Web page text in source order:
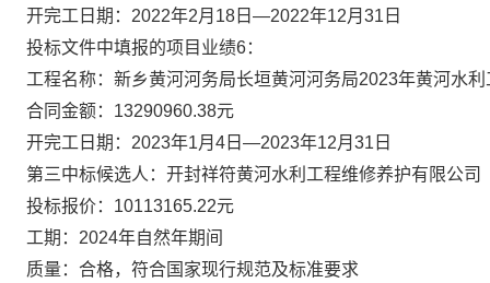
开完工日期： 2022年2月18日—2022年12月31日
投标文件中填报的项目业绩6：
工程名称：新乡黄河河务局长垣黄河河务局2023年黄河水
合同金额： 13290960.38元
开完工日期： 2023年1月4日—2023年12月31日
第三中标候选人：开封祥符黄河水利工程维修养护有限公司
投标报价： 10113165.22元
工期： 2024年自然年期间
质量：合格，符合国家现行规范及标准要求